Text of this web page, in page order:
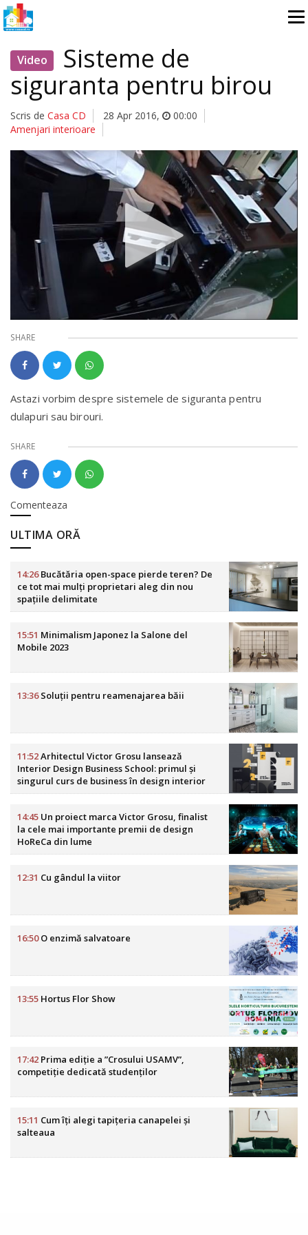
Video Sisteme de
siguranta pentru birou
Scris de Casa CD 28 Apr 2016,
00:00
Amenjari interioare
SHARE
Astazi vorbim despre sistemele de siguranta pentru
dulapuri sau birouri.
SHARE
Comenteaza
ULTIMA ORĂ
14:26Bucătăria open-space pierde teren? De
ce tot mai mulți proprietari aleg din nou
spațiile delimitate
15:51 Minimalism Japonez la Salone del
Mobile 2023
13:36Soluții pentru reamenajarea băii
11:52Arhitectul Victor Grosu lansează
Interior Design Business School: primul și
singurul curs de business în design interior
din România
14:45 Un proiect marca Victor Grosu, finalist
la cele mai importante premii de design
HoReCa din lume
12:31 Cu gândul la viitor
16:50O enzimă salvatoare
13:55 Hortus Flor Show
17:42 Prima ediție a ”Crosului USAMV”,
competiție dedicată studenților
15:11 Cum îți alegi tapițeria canapelei și
salteaua